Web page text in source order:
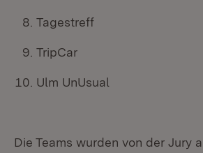
Tagestreff
TripCar
Ulm UnUsual
Die Teams wurden von der Jury